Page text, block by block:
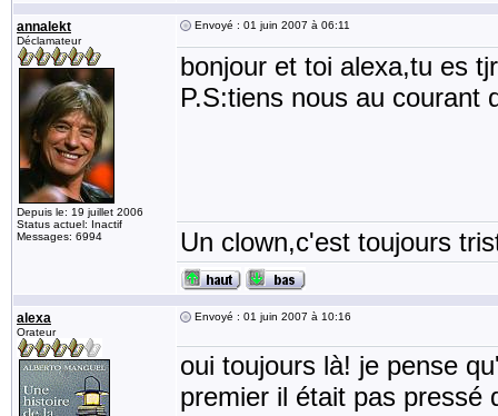
annalekt
Déclamateur
Depuis le: 19 juillet 2006
Status actuel: Inactif
Messages: 6994
Envoyé : 01 juin 2007 à 06:11
bonjour et toi alexa,tu es
P.S:tiens nous au courant
Un clown,c'est toujours
alexa
Orateur
Envoyé : 01 juin 2007 à 10:16
oui toujours là! je pense
premier il était pas pressé